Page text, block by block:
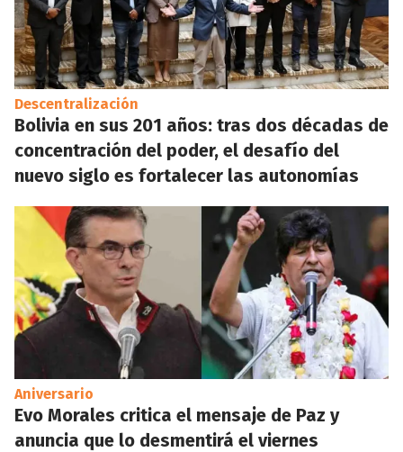
Descentralización
Bolivia en sus 201 años: tras dos décadas de
concentración del poder, el desafío del
nuevo siglo es fortalecer las autonomías
Aniversario
Evo Morales critica el mensaje de Paz y
anuncia que lo desmentirá el viernes